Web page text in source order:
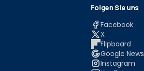
Folgen Sie uns
Facebook
X
Flipboard
Google News
Instagram